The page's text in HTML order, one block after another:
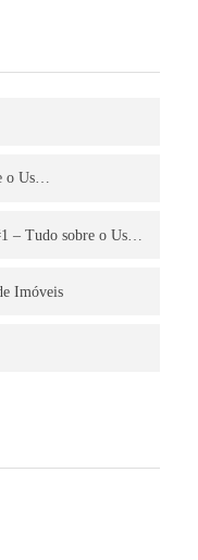
o Us…
– Tudo sobre o Us…
Imóveis